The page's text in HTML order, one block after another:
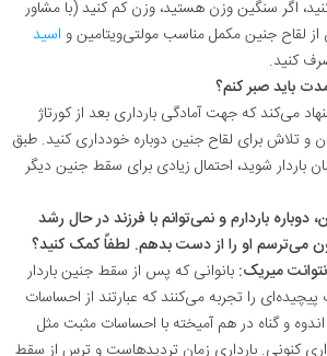
اگر سنگین وزن هستید، وزن کم کنید (با مشاور
لقاح جنین مکمل مناسب مولتی‌ویتامین و اسید
کنید.
باید صبر کنم؟
می‌کند که جهت آمادگی بارداری بعد از کورتاژ
و تلاش برای لقاح جنین دوباره خودداری کنید. طبق
باردار شوید، احتمال زیادی برای سقط جنین دیگر
باردارم و نمی‌توانم با فرزند در حال رشد
چون می‌ترسم او را از دست بدهم. لطفاً کمک کنید؟
میریک: بانوانی که پس از سقط جنین باردار
را تجربه می‌کنند که عبارتند از احساسات
و گناه در هم آمیخته با احساسات مثبت مثل
کنونی. بارداری زمان تردیدهاست و ترس از سقط